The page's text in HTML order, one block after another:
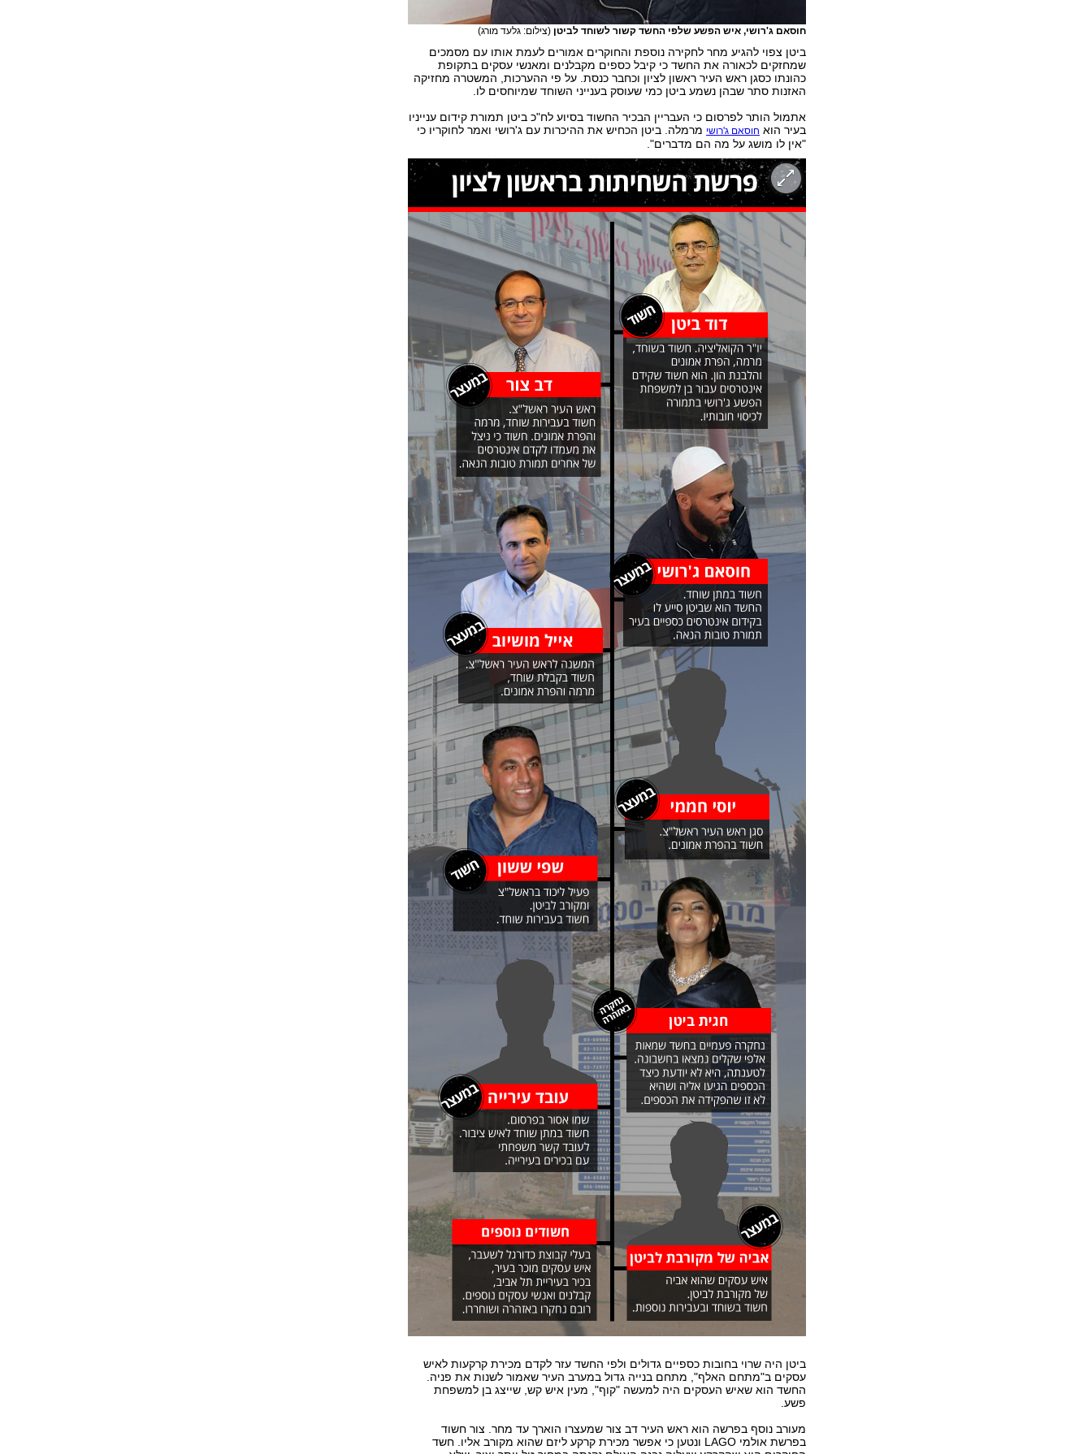
חוסאם ג'רושי, איש הפשע שלפי החשד קשור לשוחד לביטן (צילום: גלעד מורג)
ביטן צפוי להגיע מחר לחקירה נוספת והחוקרים אמורים לעמת אותו עם מסמכים
שמחזקים לכאורה את החשד כי קיבל כספים מקבלנים ומאנשי עסקים בתקופת
כהונתו כסגן ראש העיר ראשון לציון וכחבר כנסת. על פי ההערכות, המשטרה מחזיקה
האזנות סתר שבהן נשמע ביטן כמי שעוסק בענייני השוחד שמיוחסים לו.
אתמול הותר לפרסום כי העבריין הבכיר החשוד בסיוע לח"כ ביטן תמורת קידום ענייניו
בעיר הוא חוסאם ג'רושי מרמלה. ביטן הכחיש את ההיכרות עם ג'רושי ואמר לחוקריו כי
"אין לו מושג על מה הם מדברים".
ביטן היה שרוי בחובות כספיים גדולים ולפי החשד עזר לקדם מכירת קרקעות לאיש
עסקים ב"מתחם האלף", מתחם בנייה גדול במערב העיר שאמור לשנות את פניה.
החשד הוא שאיש העסקים היה למעשה "קוף", מעין איש קש, שייצג בן למשפחת
פשע.
מעורב נוסף בפרשה הוא ראש העיר דב צור שמעצרו הוארך עד מחר. צור חשוד
בפרשת אולמי LAGO ונטען כי אפשר מכירת קרקע ליזם שהוא מקורב אליו. חשד